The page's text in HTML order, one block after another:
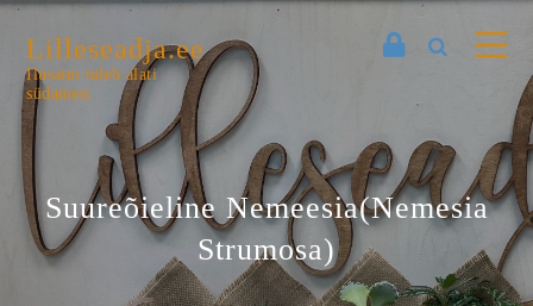
Lilleseadja.ee
Ilusaim tuleb alati
südamest
Suureõieline Nemeesia(Nemesia
Strumosa)